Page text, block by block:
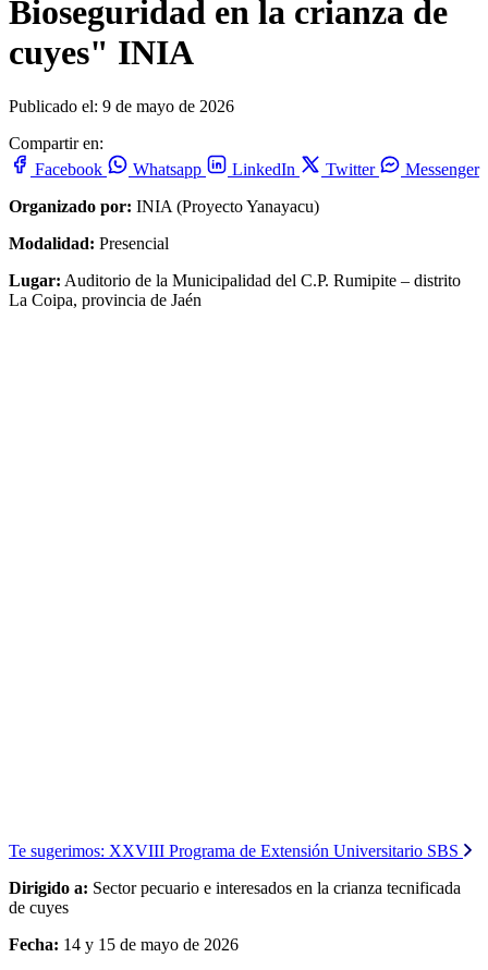
Bioseguridad en la crianza de
cuyes" INIA
Publicado el: 9 de mayo de 2026
Compartir en:
Facebook
Whatsapp LinkedIn Twitter
Messenger
Organizado por: INIA (Proyecto Yanayacu)
Modalidad: Presencial
Lugar: Auditorio de la Municipalidad del C.P. Rumipite – distrito
La Coipa, provincia de Jaén
Te sugerimos: XXVIII Programa de Extensión Universitario SBS
Dirigido a: Sector pecuario e interesados en la crianza tecnificada
de cuyes
Fecha: 14 y 15 de mayo de 2026